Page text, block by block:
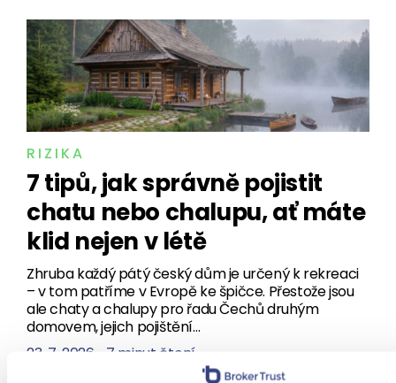
RIZIKA
7 tipů, jak správně pojistit
chatu nebo chalupu, ať máte
klid nejen v létě
Zhruba každý pátý český dům je určený k rekreaci
– v tom patříme v Evropě ke špičce. Přestože jsou
ale chaty a chalupy pro řadu Čechů druhým
domovem, jejich pojištění…
23. 7. 2026
7 minut čtení